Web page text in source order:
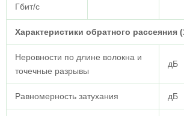
Гбит/с
Характеристики обратного рассеяния
Неровности по длине волокна и
точечные разрывы
дБ
Равномерность затухания дБ